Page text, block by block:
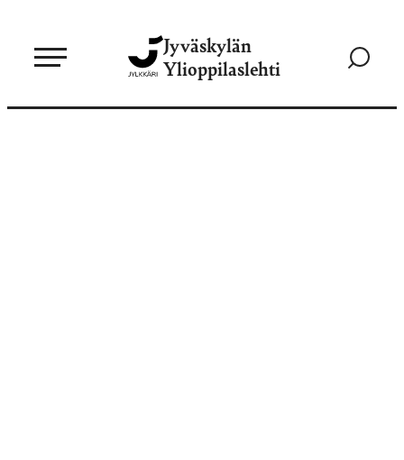
sisältöön
Jyväskylän
Ylioppilaslehti
Siirry